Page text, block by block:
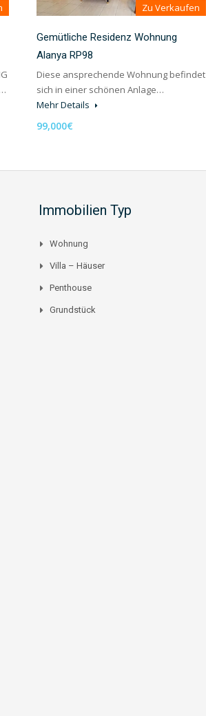
Zu Verkaufen
Gemütliche Residenz Wohnung
Alanya RP98
Diese ansprechende Wohnung befindet
sich in einer schönen Anlage…
Mehr Details
99,000€
Immobilien Typ
Wohnung
Villa – Häuser
Penthouse
Grundstück